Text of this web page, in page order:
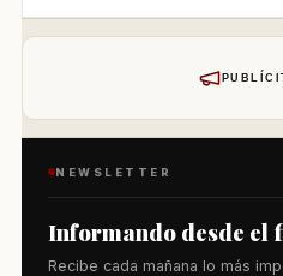
NEWSLETTER
Informando desde el
Recibe cada mañana lo más